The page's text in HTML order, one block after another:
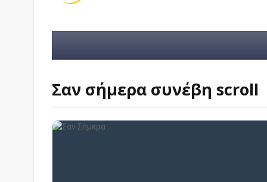
Σαν σήμερα συνέβη scroll